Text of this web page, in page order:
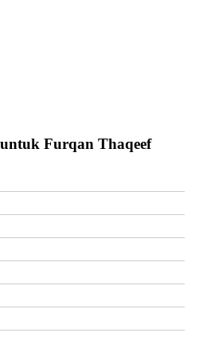
Furqan Thaqeef